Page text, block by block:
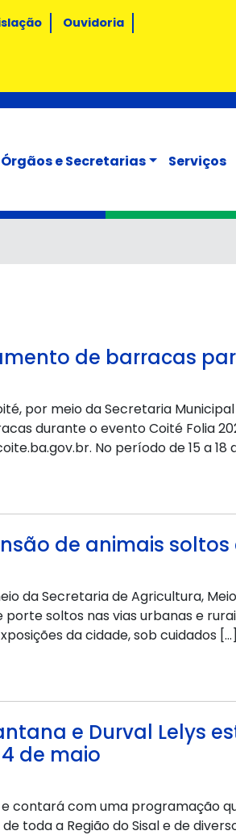
Ouvidoria
Órgãos e Secretarias Serviços
de barracas
por meio da Secretaria
durante o evento Coité Folia
No período de 15 a 18
de animais
da Secretaria de Agricultura,
soltos nas vias urbanas e
da cidade, sob cuidados […]
e Durval Lelys
de maio
e contará com uma programação
toda a Região do Sisal e de